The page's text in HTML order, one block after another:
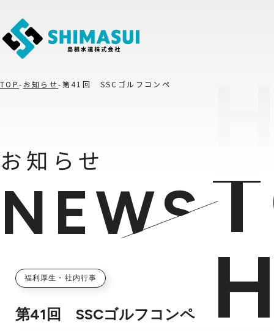
TOP お知らせ 第41回 SSCゴルフコンペ
お知らせ
NEWS
福利厚生・社内行事
第41回 SSCゴルフコンペ